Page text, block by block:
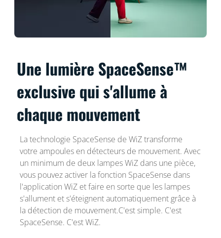
Une lumière SpaceSense™
exclusive qui s'allume à
chaque mouvement
La technologie SpaceSense de WiZ transforme
votre ampoules en détecteurs de mouvement. Avec
un minimum de deux lampes WiZ dans une pièce,
vous pouvez activer la fonction SpaceSense dans
l'application WiZ et faire en sorte que les lampes
s'allument et s'éteignent automatiquement grâce à
la détection de mouvement.C'est simple. C'est
SpaceSense. C'est WiZ.